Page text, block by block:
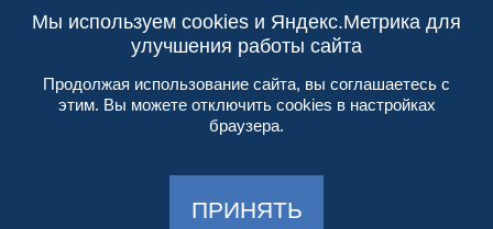
Тел.: +7 (495) 229-8502, 2026@forumifin.ru
© 2013-2024, ООО «АйФин Медиа»
Пользовательское соглашение
Создание сайта:
Мы используем cookies и Яндекс.Метрика для
улучшения работы сайта
Продолжая использование сайта, вы соглашаетесь с
этим. Вы можете отключить cookies в настройках
браузера.
ПРИНЯТЬ